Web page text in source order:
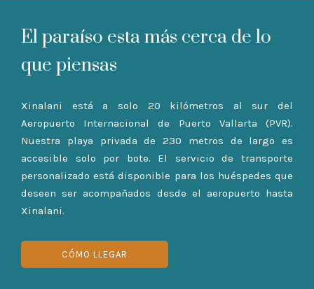
El paraíso esta más cerca de lo
que piensas
Xinalani está a solo 20 kilómetros al sur del
Aeropuerto Internacional de Puerto Vallarta (PVR).
Nuestra playa privada de 230 metros de largo es
accesible solo por bote. El servicio de transporte
personalizado está disponible para los huéspedes que
deseen ser acompañados desde el aeropuerto hasta
Xinalani.
CÓMO LLEGAR